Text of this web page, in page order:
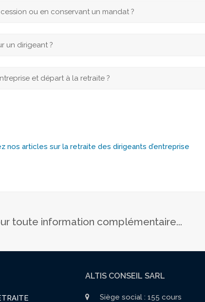
ou en conservant un mandat ?
un dirigeant ?
et départ à la retraite ?
nos articles sur la retraite des dirigeants d’entreprise
toute information complémentaire...
ALTIS CONSEIL SARL
Siège social : 155 cours